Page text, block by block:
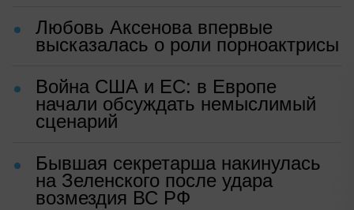
Любовь Аксенова впервые
высказалась о роли порноактрисы
Война США и ЕС: в Европе
начали обсуждать немыслимый
сценарий
Бывшая секретарша накинулась
на Зеленского после удара
возмездия ВС РФ